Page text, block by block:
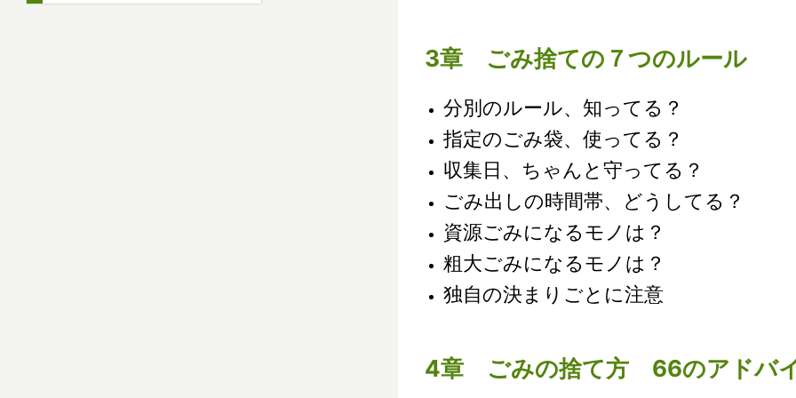
3章 ごみ捨ての７つのルール
分別のルール、知ってる？
指定のごみ袋、使ってる？
収集日、ちゃんと守ってる？
ごみ出しの時間帯、どうしてる？
資源ごみになるモノは？
粗大ごみになるモノは？
独自の決まりごとに注意
4章 ごみの捨て方 66のアドバ